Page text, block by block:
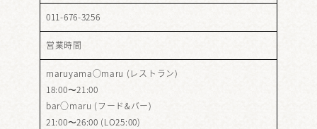
011-676-3256
営業時間
maruyama○maru (レストラン)
18:00〜21:00
bar○maru (フード&バー)
21:00〜26:00 (LO25:00)